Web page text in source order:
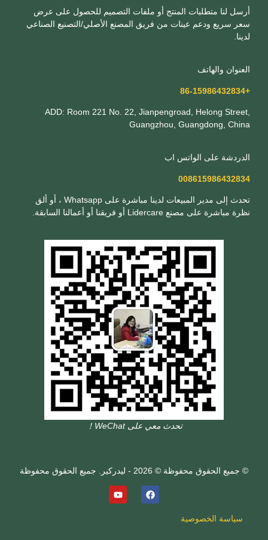
أرسل لنا متطلبات المنتج أو ملفات التصميم للحصول على عرض
سعر سريع ودعم عينات من فريق المصنع الأصلي/التصنيع الصناعي
لدينا.
العنوان والهاتف
+86-15986432834
ADD: Room 221 No. 22, Jianpengroad, Helong Street,
Guangzhou, Guangdong, China
الدردشة على الواتس اب
008615986432834
تحدث إلى مدير المبيعات لدينا مباشرة على Whatsapp ، أو ألق
نظرة مباشرة على مصنع Lidercare أو فريقنا أو أعمالنا السابقة.
تحدث معي على WeChat！
© جميع الحقوق محفوظة © 2026 - ليدركير. جميع الحقوق محفوظة
سياسة الخصوصية